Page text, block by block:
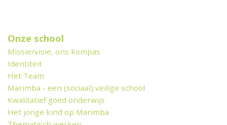
Onze school
Missie/visie, ons kompas
Identiteit
Het Team
Marimba - een (sociaal) veilige school
Kwalitatief goed onderwijs
Het jonge kind op Marimba